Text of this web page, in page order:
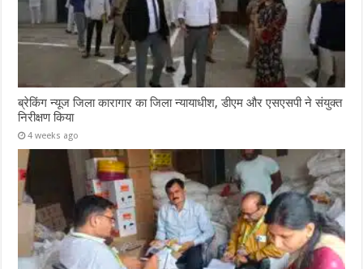
ब्रेकिंग न्यूज जिला कारागार का जिला न्यायाधीश, डीएम और एसएसपी ने संयुक्त
निरीक्षण किया
4 weeks ago